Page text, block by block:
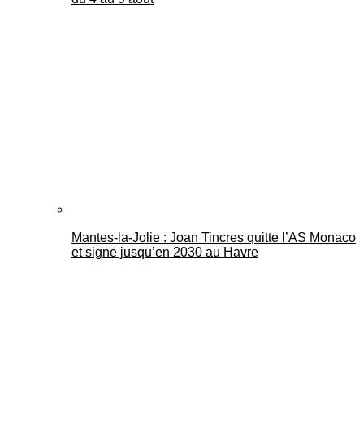
Mantes-la-Jolie : Joan Tincres quitte l’AS Monaco
et signe jusqu’en 2030 au Havre